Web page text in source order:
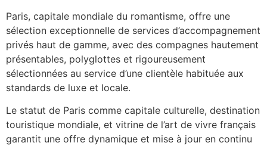
Paris, capitale mondiale du romantisme, offre une
sélection exceptionnelle de services d’accompagnement
privés haut de gamme, avec des compagnes hautement
présentables, polyglottes et rigoureusement
sélectionnées au service d’une clientèle habituée aux
standards de luxe et locale.
Le statut de Paris comme capitale culturelle, destination
touristique mondiale, et vitrine de l’art de vivre français
garantit une offre dynamique et mise à jour en continu